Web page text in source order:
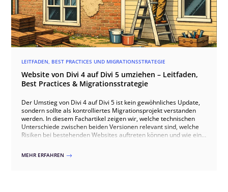
LEITFADEN, BEST PRACTICES UND MIGRATIONSSTRATEGIE
Website von Divi 4 auf Divi 5 umziehen – Leitfaden,
Best Practices & Migrationsstrategie
Der Umstieg von Divi 4 auf Divi 5 ist kein gewöhnliches Update,
sondern sollte als kontrolliertes Migrationsprojekt verstanden
werden. In diesem Fachartikel zeigen wir, welche technischen
Unterschiede zwischen beiden Versionen relevant sind, welche
Risiken bei bestehenden Websites auftreten können und wie ein
wir auch auf typische Stolperfallen wie Drittmodule, individuelles
MEHR ERFAHREN $